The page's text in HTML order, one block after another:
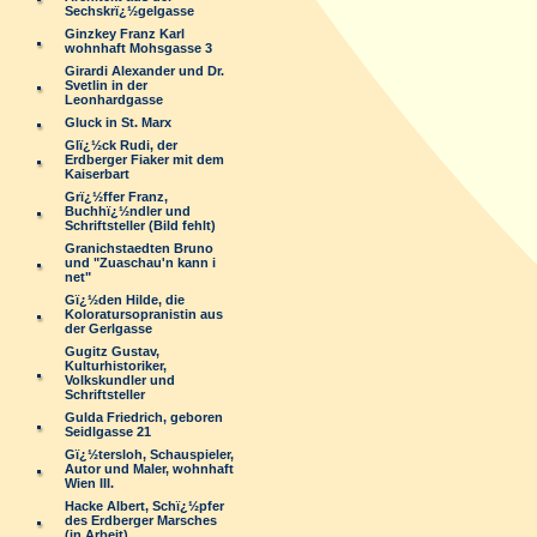
Sechskrï¿½gelgasse
Ginzkey Franz Karl
wohnhaft Mohsgasse 3
Girardi Alexander und Dr.
Svetlin in der
Leonhardgasse
Gluck in St. Marx
Glï¿½ck Rudi, der
Erdberger Fiaker mit dem
Kaiserbart
Grï¿½ffer Franz,
Buchhï¿½ndler und
Schriftsteller (Bild fehlt)
Granichstaedten Bruno
und "Zuaschau'n kann i
net"
Gï¿½den Hilde, die
Koloratursopranistin aus
der Gerlgasse
Gugitz Gustav,
Kulturhistoriker,
Volkskundler und
Schriftsteller
Gulda Friedrich, geboren
Seidlgasse 21
Gï¿½tersloh, Schauspieler,
Autor und Maler, wohnhaft
Wien III.
Hacke Albert, Schï¿½pfer
des Erdberger Marsches